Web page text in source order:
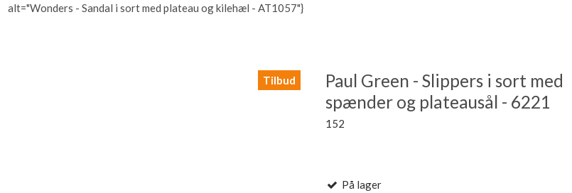
alt="Wonders - Sandal i sort med plateau og kilehæl - AT1057"}
Tilbud
Paul Green - Slippers i sort med
spænder og plateausål - 6221
152
På lager